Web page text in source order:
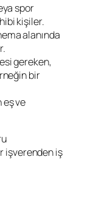
spor
kişiler.
alanında
gereken,
bir
eş ve
işverenden iş